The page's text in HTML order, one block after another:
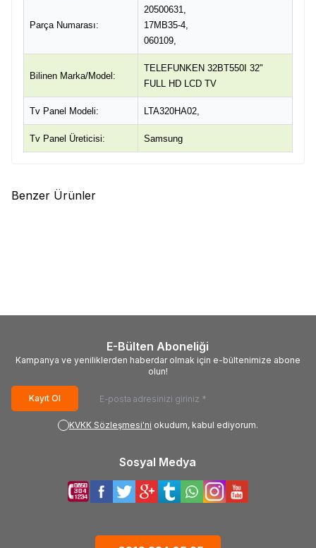
Parça Numarası:
20500631,
17MB35-4,
060109,
Bilinen Marka/Model:
TELEFUNKEN 32BT550I 32"
FULL HD LCD TV
Tv Panel Modeli: LTA320HA02,
Tv Panel Üreticisi: Samsung
Benzer Ürünler
E-Bülten Aboneliği
Kampanya ve yeniliklerden haberdar olmak için e-bültenimize abone
olun!
Kayıt Ol
KVKK Sözleşmesi'ni okudum, kabul ediyorum.
Sosyal Medya